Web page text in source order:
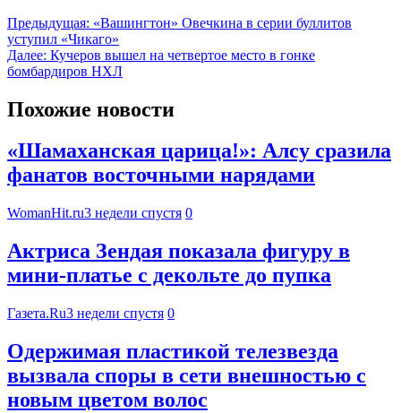
Предыдущая: «Вашингтон» Овечкина в серии буллитов
уступил «Чикаго»
Далее: Кучеров вышел на четвертое место в гонке
бомбардиров НХЛ
Похожие новости
«Шамаханская царица!»: Алсу сразила
фанатов восточными нарядами
WomanHit.ru3 недели спустя 0
Актриса Зендая показала фигуру в
мини-платье с декольте до пупка
Газета.Ru3 недели спустя 0
Одержимая пластикой телезвезда
вызвала споры в сети внешностью с
новым цветом волос